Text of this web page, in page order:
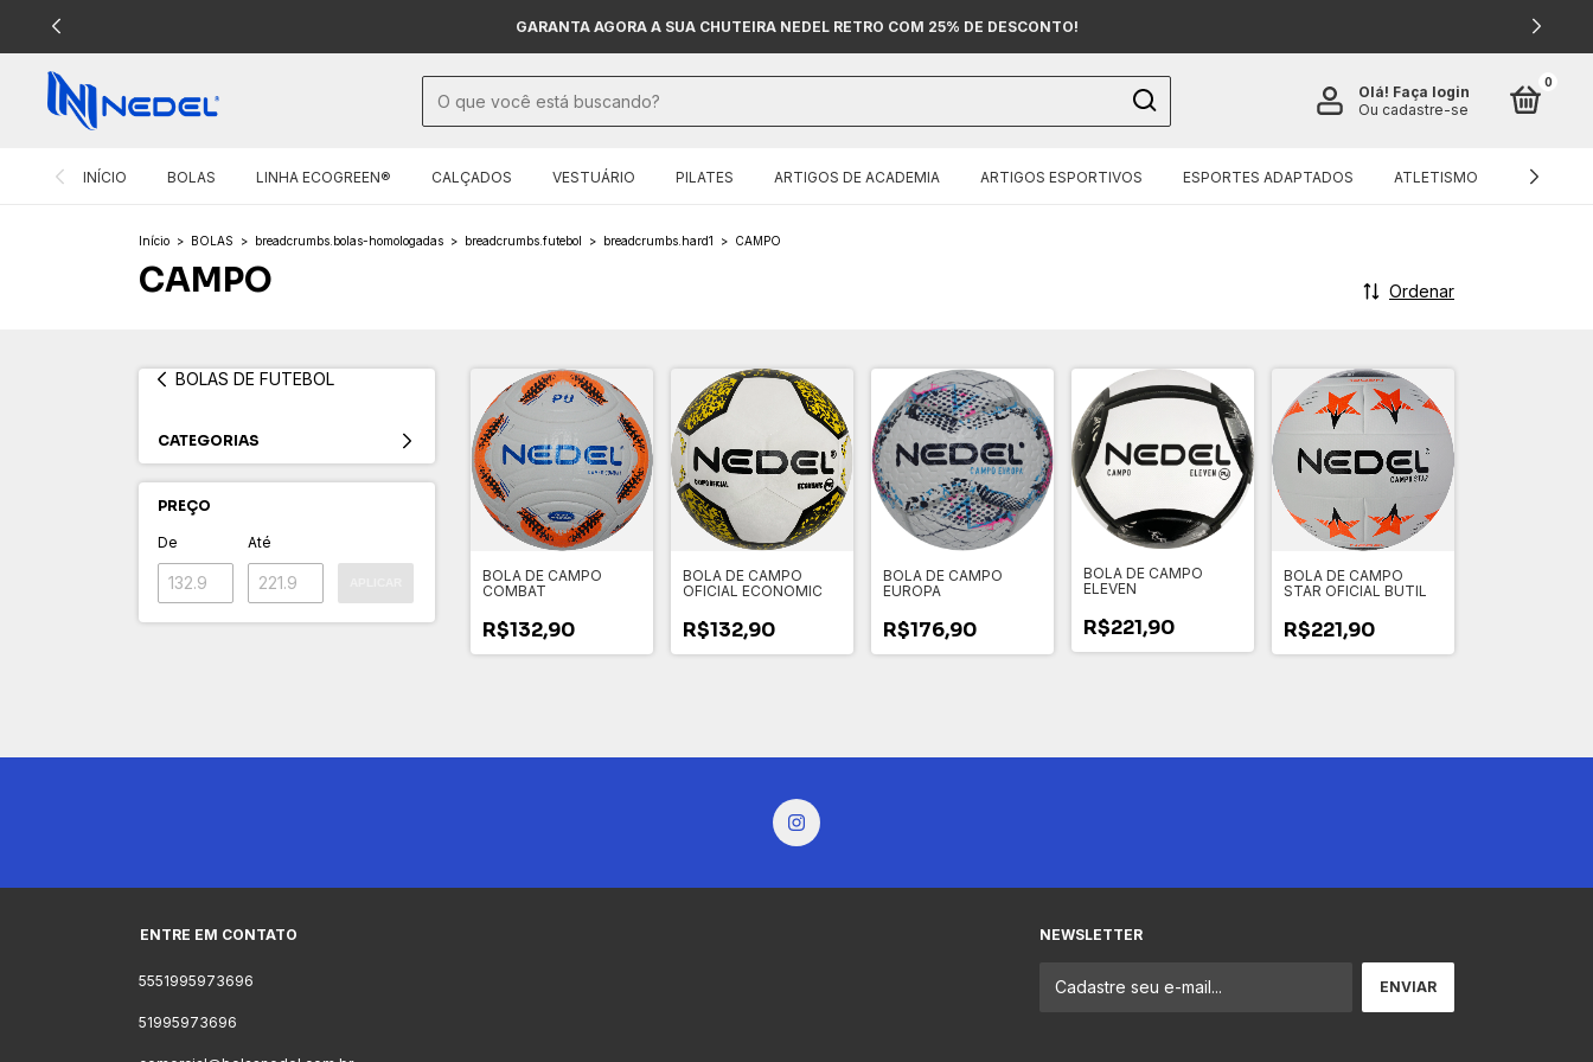
GARANTA AGORA A SUA CHUTEIRA NEDEL RETRO COM 25% DE DESCONTO!
Olá! Faça login
Ou cadastre-se
0
INÍCIO BOLAS LINHA ECOGREEN® CALÇADOS VESTUÁRIO PILATES ARTIGOS DE ACADEMIA ARTIGOS ESPORTIVOS ESPORTES ADAPTADOS ATLETISMO
Início > BOLAS > breadcrumbs.bolas-homologadas > breadcrumbs.futebol > breadcrumbs.hard1 > CAMPO
CAMPO Ordenar
BOLAS DE FUTEBOL
CATEGORIAS
PREÇO
De Até
BOLA DE CAMPO
COMBAT
R$132,90
BOLA DE CAMPO
OFICIAL ECONOMIC
R$132,90
BOLA DE CAMPO
EUROPA
R$176,90
BOLA DE CAMPO
ELEVEN
R$221,90
BOLA DE CAMPO
STAR OFICIAL BUTIL
R$221,90
ENTRE EM CONTATO
5551995973696
51995973696
NEWSLETTER